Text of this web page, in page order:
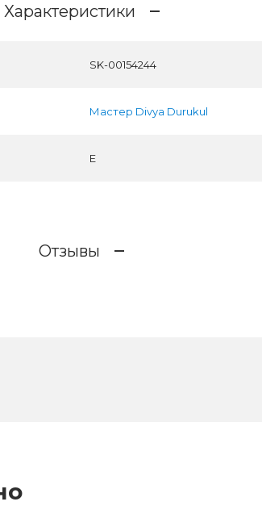
Характеристики
SK-00154244
Мастер Divya Durukul
E
Отзывы